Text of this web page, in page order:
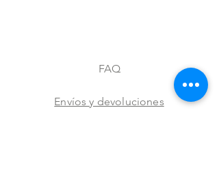
FAQ
Envíos y devoluciones